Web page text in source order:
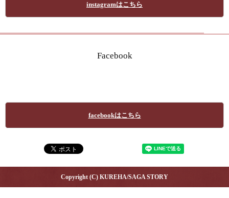
instagramはこちら
Facebook
facebookはこちら
Copyright (C) KUREHA/SAGA STORY